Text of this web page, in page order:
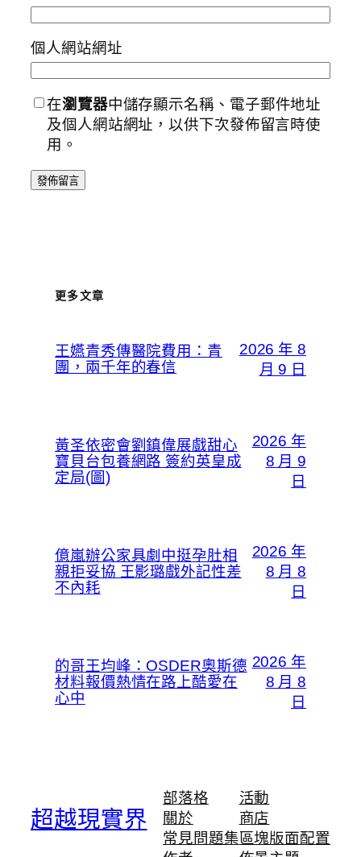
個人網站網址
在瀏覽器中儲存顯示名稱、電子郵件地址
及個人網站網址，以供下次發佈留言時使
用。
更多文章
王嬿青秀傳醫院費用：青
團，兩千年的春信
2026 年 8
月 9 日
黃圣依密會劉鎮偉展戲甜心
寶貝台包養網路 簽約英皇成
定局(圖)
2026 年
8 月 9
日
億嵐辦公家具劇中挺孕肚相
親拒妥協 王影璐戲外記性差
不內耗
2026 年
8 月 8
日
的哥王均峰：OSDER奧斯德
材料報價熱情在路上酷愛在
心中
2026 年
8 月 8
日
超越現實界
部落格
關於
常見問題集
活動
商店
區塊版面配置